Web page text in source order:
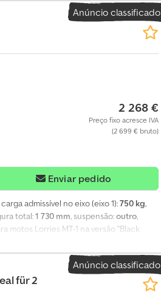
V de segurança STEMA * 2 calços de
a erros e venda prévia.
Anúncio classificado
2 268 €
Preço fixo acresce IVA
(2 699 € bruto)
Enviar pedido
carga admissível no eixo (eixo 1):750 kg,
total:1 730 mm, suspensão:outro,
motos Lorries MT-1 na versão "Black
Atual 2026 --- Peso bruto de 750 kg,
e descarga fáceis e práticas 3 anos
simples e moderno. Moto pode ser
e pode ser armazenado
de roda dianteira incluído - Sistema
Anúncio classificado
für 2